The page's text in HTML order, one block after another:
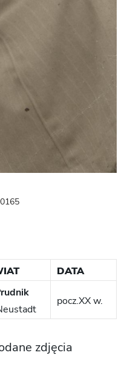
DATA
pocz.XX w.
zdjęcia